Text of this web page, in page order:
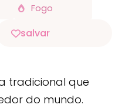
Fogo
salvar
tradicional que
do mundo.